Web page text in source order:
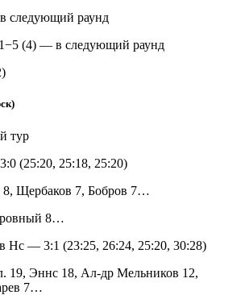
раунд
(4) — в следующий раунд
тур
(25:20, 25:18, 25:20)
Щербаков 7, Бобров 7…
8…
— 3:1 (23:25, 26:24, 25:20, 30:28)
19, Эннс 18, Ал-др Мельников 12,
7…